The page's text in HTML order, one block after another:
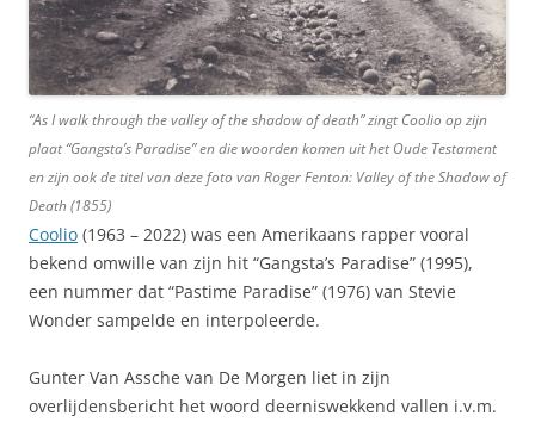
“As I walk through the valley of the shadow of death” zingt Coolio op zijn
plaat “Gangsta’s Paradise” en die woorden komen uit het Oude Testament
en zijn ook de titel van deze foto van Roger Fenton: Valley of the Shadow of
Death(1855)
Coolio (1963 – 2022) was een Amerikaans rapper vooral
bekend omwille van zijn hit “Gangsta’s Paradise” (1995),
een nummer dat “Pastime Paradise” (1976) van Stevie
Wonder sampelde en interpoleerde.
Gunter Van Assche van De Morgen liet in zijn
overlijdensbericht het woord deerniswekkend vallen i.v.m.